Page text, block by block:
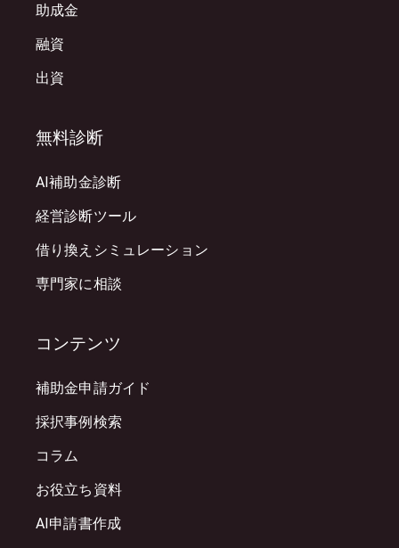
助成金
融資
出資
無料診断
AI補助金診断
経営診断ツール
借り換えシミュレーション
専門家に相談
コンテンツ
補助金申請ガイド
採択事例検索
コラム
お役立ち資料
AI申請書作成